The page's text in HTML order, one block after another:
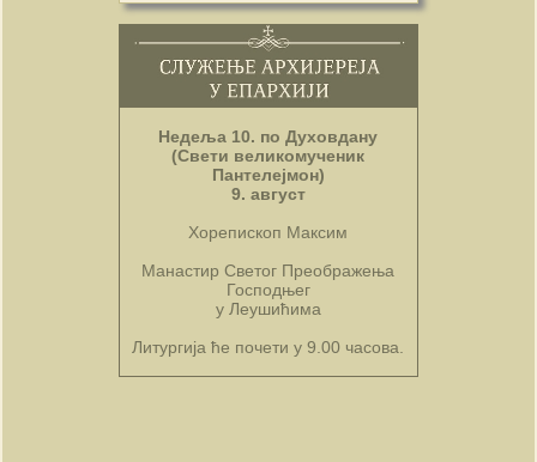
Недеља 10. по Духовдану
(Свети великомученик
Пантелејмон)
9. август
Хорепископ Максим
Манастир Светог Преображења
Господњег
у Леушићима
Литургија ће почети у 9.00 часова.